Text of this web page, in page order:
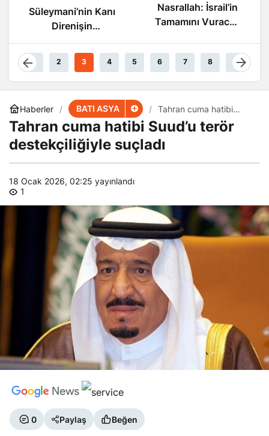
Süleymani’nin Kanı
Direnişin
Damarlarında
Akıyor
Nasrallah: İsrail’in
Tamamını Vuracak
1 2 3 4 5 6 7 8 9
Haberler BATI ASYA
Tahran cuma hatibi
Suud’u terör
destekçiliğiyle suçladı
Tahran cuma hatibi Suud’u terör
destekçiliğiyle suçladı
18 Ocak 2026, 02:25 yayınlandı
1
0 Paylaş Beğen